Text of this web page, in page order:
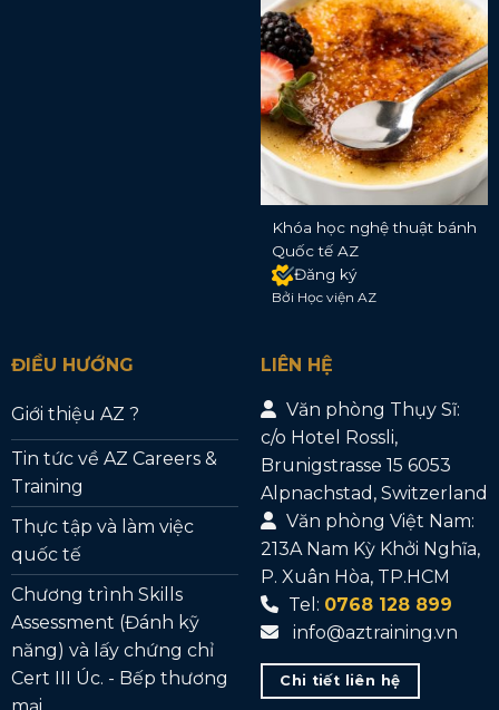
Khóa học nghệ thuật bánh
Quốc tế AZ
Đăng ký
Bởi Học viện AZ
ĐIỀU HƯỚNG
Giới thiệu AZ ?
Tin tức về AZ Careers &
Training
Thực tập và làm việc
quốc tế
Chương trình Skills
Assessment (Đánh kỹ
năng) và lấy chứng chỉ
Cert III Úc. - Bếp thương
mại
LIÊN HỆ
Văn phòng Thụy Sĩ:
c/o Hotel Rossli,
Brunigstrasse 15 6053
Alpnachstad, Switzerland
Văn phòng Việt Nam:
213A Nam Kỳ Khởi Nghĩa,
P. Xuân Hòa, TP.HCM
Tel: 0768 128 899
info@aztraining.vn
Chi tiết liên hệ